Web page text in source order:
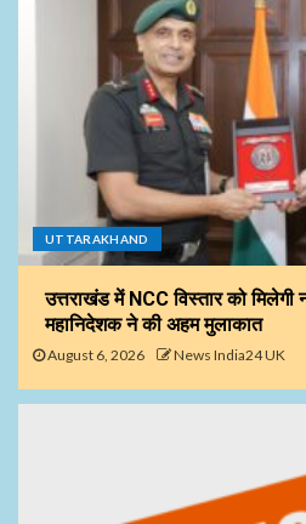
UTTARAKHAND
उत्तराखंड में NCC विस्तार को मिलेगी
महानिदेशक ने की अहम मुलाकात
August 6, 2026 News India24 UK